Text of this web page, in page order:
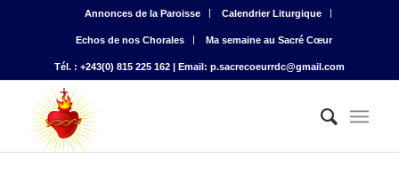
Annonces de la Paroisse Calendrier Liturgique
Echos de nos Chorales Ma semaine au Sacré Cœur
Tél. : +243(0) 815 225 162 | Email: p.sacrecoeurrdc@gmail.com